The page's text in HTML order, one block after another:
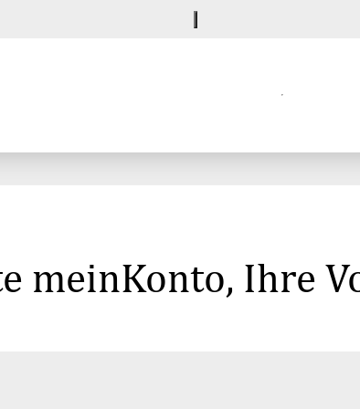
meinKonto, Ihre